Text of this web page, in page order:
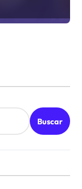
Buscar